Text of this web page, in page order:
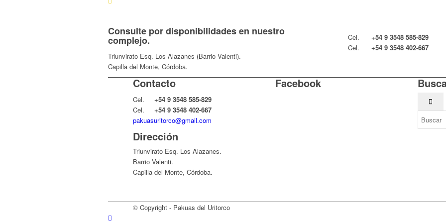
Consulte por disponibilidades en nuestro
complejo.
Triunvirato Esq. Los Alazanes (Barrio Valenti).
Capilla del Monte, Córdoba.
Cel.
+54 9 3548 585-829
Cel.
+54 9 3548 402-667​⁠​
Contacto
Cel.
+54 9 3548 585-829
Cel.
+54 9 3548 402-667​⁠​
pakuasuritorco@gmail.com
Dirección
Triunvirato Esq. Los Alazanes.
Barrio Valenti.
Capilla del Monte, Córdoba.
Facebook
© Copyright - Pakuas del Uritorco